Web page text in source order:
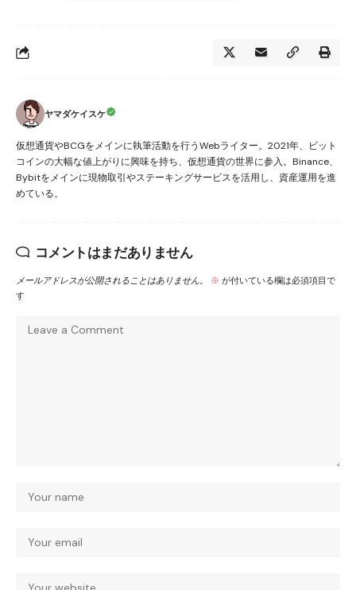
ヤマダケイスケ
仮想通貨やBCGをメインに執筆活動を行うWebライター。2021年、ビット
コインの大幅な値上がりに興味を持ち、仮想通貨の世界に参入。Binance、
Bybitをメインに現物取引やステーキングサービスを活用し、資産運用を進
めている。
コメントはまだありません
メールアドレスが公開されることはありません。 ※ が付いている欄は必須項目で
す